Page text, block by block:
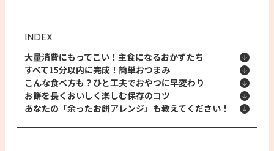
INDEX
大量消費にもってこい！主食になるおかずたち
すべて15分以内に完成！簡単おつまみ
こんな食べ方も？ひと工夫でおやつに早変わり
お餅を長くおいしく楽しむ保存のコツ
あなたの「余ったお餅アレンジ」も教えてください！